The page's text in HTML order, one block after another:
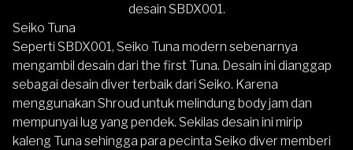
desain SBDX001.
Seiko Tuna
Seperti SBDX001, Seiko Tuna modern sebenarnya
mengambil desain dari the first Tuna. Desain ini dianggap
sebagai desain diver terbaik dari Seiko. Karena
menggunakan Shroud untuk melindung body jam dan
mempunyai lug yang pendek. Sekilas desain ini mirip
kaleng Tuna sehingga para pecinta Seiko diver memberi